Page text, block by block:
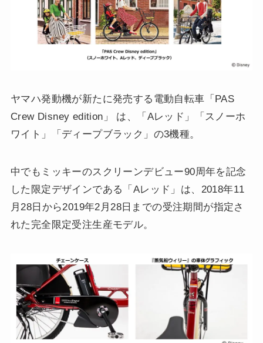
ヤマハ発動機が新たに発売する電動自転車「PAS
Crew Disney edition」 は、「Aレッド」「スノーホ
ワイト」「ディープブラック」の3機種。
中でもミッキーのスクリーンデビュー90周年を記念
した限定デザインである「Aレッド」は、2018年11
月28日から2019年2月28日までの受注期間が指定さ
れた完全限定受注生産モデル。